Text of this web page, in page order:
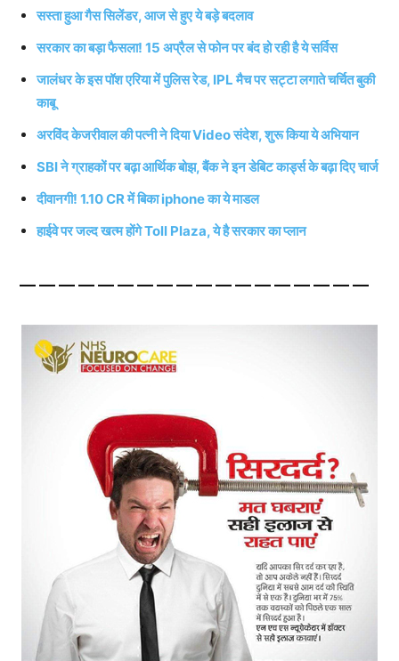
सस्ता हुआ गैस सिलेंडर, आज से हुए ये बड़े बदलाव
सरकार का बड़ा फैसला! 15 अप्रैल से फोन पर बंद हो रही है ये सर्विस
जालंधर के इस पॉश एरिया में पुलिस रेड, IPL मैच पर सट्टा लगाते चर्चित बुकी
काबू
अरविंद केजरीवाल की पत्नी ने दिया Video संदेश, शुरू किया ये अभियान
SBI ने ग्राहकों पर बढ़ा आर्थिक बोझ, बैंक ने इन डेबिट कार्ड्स के बढ़ा दिए चार्ज
दीवानगी! 1.10 CR में बिका iphone का ये माडल
हाईवे पर जल्द खत्म होंगे Toll Plaza, ये है सरकार का प्लान
——————————————————